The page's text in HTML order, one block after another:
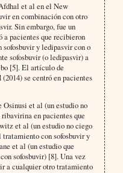
et al en el New
en combinación con otro
Sin embargo, fue un
a pacientes que recibieron
y ledipasvir con o
sofosbuvir (o ledipasvir) a
[5]. El artículo de
se centró en pacientes
et al (un estudio no
en pacientes que
et al (un estudio no ciego
con sofosbuvir y
et al (un estudio que
sofosbuvir) [8]. Una vez
a cualquier otro tratamiento